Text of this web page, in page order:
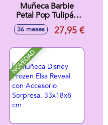
Muñeca Barbie
Petal Pop Tulipán
Rosa 32x12x12 cm
36 meses 27,95 €
NOVEDAD